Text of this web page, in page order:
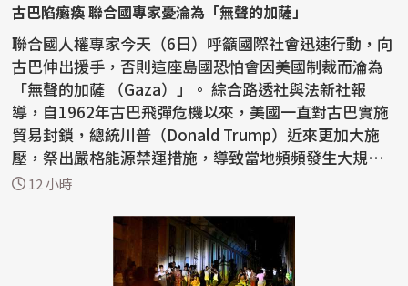
古巴陷癱瘓 聯合國專家憂淪為「無聲的加薩」
聯合國人權專家今天（6日）呼籲國際社會迅速行動，向
古巴伸出援手，否則這座島國恐怕會因美國制裁而淪為
「無聲的加薩 （Gaza）」。 綜合路透社與法新社報
導，自1962年古巴飛彈危機以來，美國一直對古巴實施
貿易封鎖，總統川普（Donald Trump）近來更加大施
壓，祭出嚴格能源禁運措施，導致當地頻頻發生大規模
停電，...
12 小時